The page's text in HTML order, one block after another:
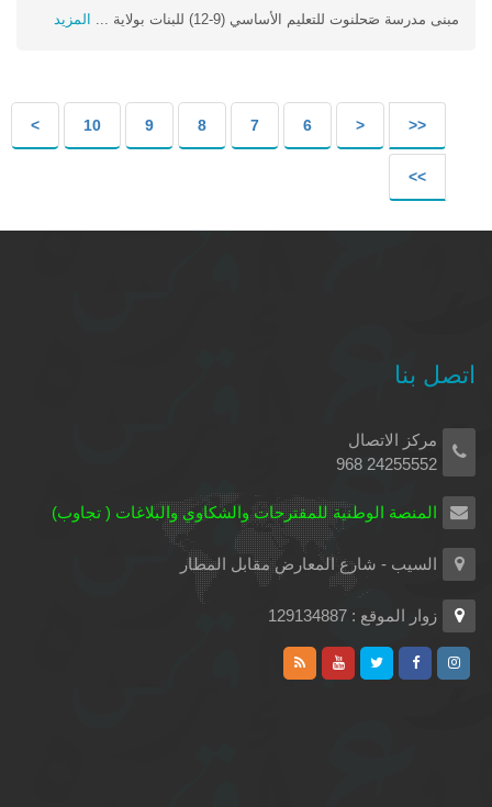
مبنى مدرسة صَحلنوت للتعليم الأساسي (9-12) للبنات بولاية ...
المزيد
<<
<
6
7
8
9
10
>
>>
اتصل بنا
مركز الاتصال
24255552 968
المنصة الوطنية للمقترحات والشكاوي والبلاغات ( تجاوب)
السيب - شارع المعارض مقابل المطار
زوار الموقع : 129134887